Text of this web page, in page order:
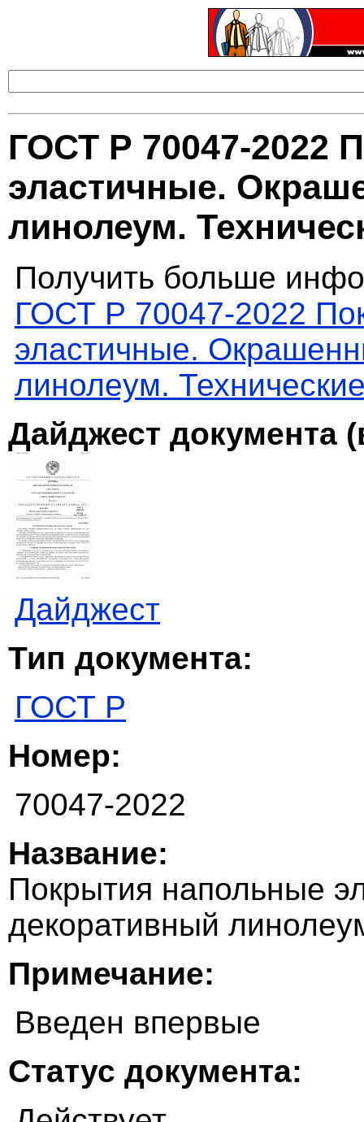
ГОСТ Р 70047-2022
эластичные.
линолеум.
Получить больше
ГОСТ Р 70047-2022
эластичные.
линолеум.
Дайджест документа
Дайджест
Тип документа:
ГОСТ Р
Номер:
70047-2022
Название:
Покрытия напольные
декоративный
Примечание:
Введен впервые
Статус документа: